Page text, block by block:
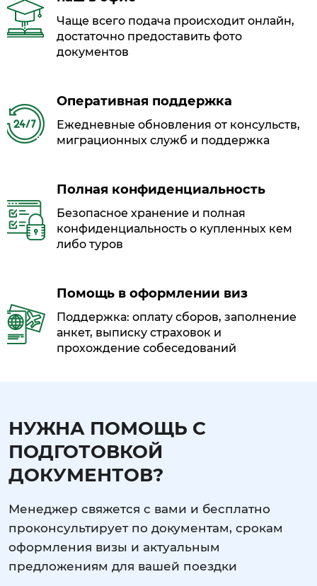
Чаще всего подача происходит онлайн,
достаточно предоставить фото
документов
Оперативная поддержка
Ежедневные обновления от консульств,
миграционных служб и поддержка
Полная конфиденциальность
Безопасное хранение и полная
конфиденциальность о купленных кем
либо туров
Помощь в оформлении виз
Поддержка: оплату сборов, заполнение
анкет, выписку страховок и
прохождение собеседований
НУЖНА ПОМОЩЬ С
ПОДГОТОВКОЙ
ДОКУМЕНТОВ?
Менеджер свяжется с вами и бесплатно
проконсультирует по документам, срокам
оформления визы и актуальным
предложениям для вашей поездки